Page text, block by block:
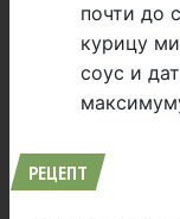
почти до
курицу
соус и
РЕЦЕПТ